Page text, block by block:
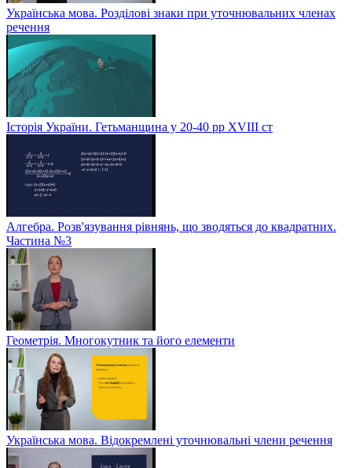
Українська мова. Розділові знаки при уточнювальних членах
речення
Історія України. Гетьманщина у 20-40 рр ХVIIІ ст
Алгебра. Розв'язування рівнянь, що зводяться до квадратних.
Частина №3
Геометрія. Многокутник та його елементи
Українська мова. Відокремлені уточнювальні члени речення